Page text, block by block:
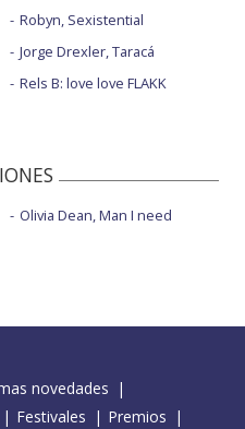
Robyn, Sexistential
Jorge Drexler, Taracá
Rels B: love love FLAKK
Olivia Dean, Man I need
novedades
Festivales
Premios